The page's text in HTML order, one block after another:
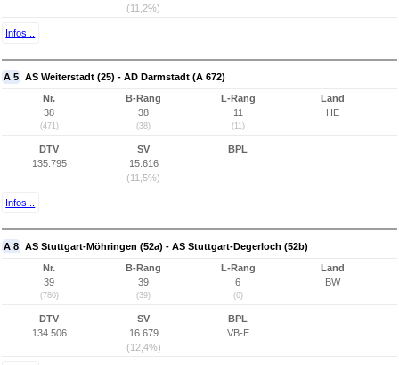
(11,2%)
Infos...
A 5 AS Weiterstadt (25) - AD Darmstadt (A 672)
Nr.
38
(471)
B-Rang
38
(38)
L-Rang
11
(11)
Land
HE
DTV
135.795
SV
15.616
(11,5%)
BPL
Infos...
A 8 AS Stuttgart-Möhringen (52a) - AS Stuttgart-Degerloch (52b)
Nr.
39
(780)
B-Rang
39
(39)
L-Rang
6
(6)
Land
BW
DTV
134.506
SV
16.679
(12,4%)
BPL
VB-E